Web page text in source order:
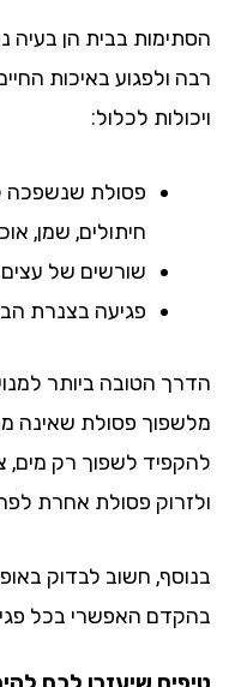
בבית הן בעיה
ולפגוע באיכות החיים.
לכלול:
פסולת שנשפכה
חיתולים, שמן, אוכל
שורשים של עצים או
פגיעה בצנרת הביוב,
הטובה ביותר למנוע
פסולת שאינה
לשפוך רק מים, צואה,
פסולת אחרת לפח.
חשוב לבדוק באופן
האפשרי בכל פגיעה